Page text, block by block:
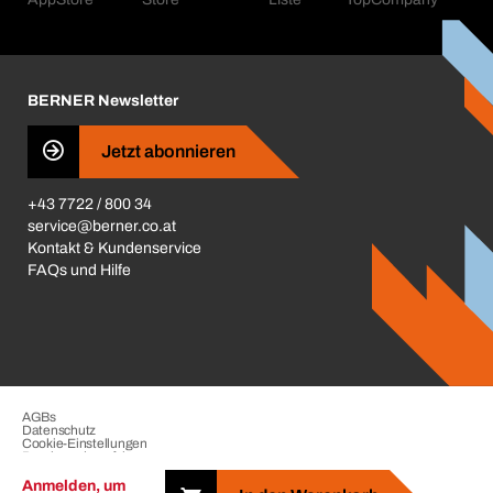
Anmelden, um
Presse
Business Conduct
BERNER Newsletter
Jetzt abonnieren
+43 7722 / 800 34
service@berner.co.at
Kontakt & Kundenservice
FAQs und Hilfe
AGBs
Datenschutz
Cookie-Einstellungen
Beschwerdeverfahren